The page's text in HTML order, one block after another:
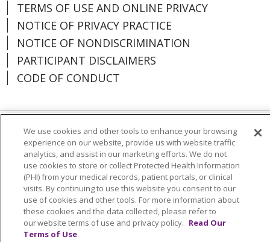
TERMS OF USE AND ONLINE PRIVACY
NOTICE OF PRIVACY PRACTICE
NOTICE OF NONDISCRIMINATION
PARTICIPANT DISCLAIMERS
CODE OF CONDUCT
Language Assistance: English
Español
中文
한국어 Português do Brasil
ગુજરાતી
POLSKI
Italiano العربية
Tagalog
РУССКИЙ
Kabuverdianu हिंदी
Việt
Français
اردو
We use cookies and other tools to enhance your browsing
experience on our website, provide us with website traffic
analytics, and assist in our marketing efforts. We do not
use cookies to store or collect Protected Health Information
(PHI) from your medical records, patient portals, or clinical
visits. By continuing to use this website you consent to our
use of cookies and other tools. For more information about
these cookies and the data collected, please refer to
our website terms of use and privacy policy. Read Our
Terms of Use